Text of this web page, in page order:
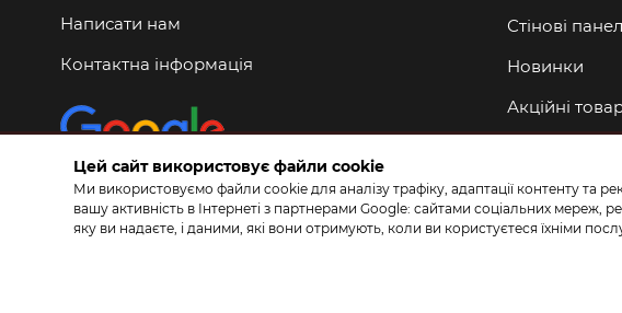
Написати нам
Контактна інформація
Стінові
Новинки
Акційні
Цей сайт використовує файли cookie
Ми використовуємо файли cookie для аналізу трафіку, адаптації контенту та
вашу активність в Інтернеті з партнерами Google: сайтами соціальних
яку ви надаєте, і даними, які вони отримують, коли ви користуєтеся їхніми